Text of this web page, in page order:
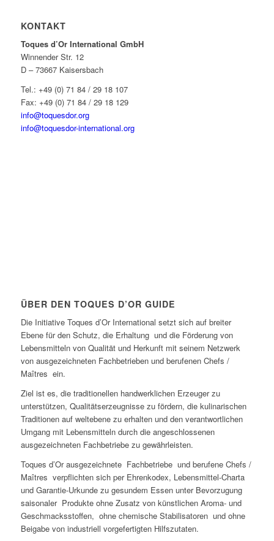
KONTAKT
Toques d’Or International GmbH
Winnender Str. 12
D – 73667 Kaisersbach
Tel.: +49 (0) 71 84 / 29 18 107
Fax: +49 (0) 71 84 / 29 18 129
info@toquesdor.org
info@toquesdor-international.org
ÜBER DEN TOQUES D’OR GUIDE
Die Initiative Toques d’Or International setzt sich auf breiter
Ebene für den Schutz, die Erhaltung und die Förderung von
Lebensmitteln von Qualität und Herkunft mit seinem Netzwerk
von ausgezeichneten Fachbetrieben und berufenen Chefs /
Maîtres ein.
Ziel ist es, die traditionellen handwerklichen Erzeuger zu
unterstützen, Qualitätserzeugnisse zu fördern, die kulinarischen
Traditionen auf weltebene zu erhalten und den verantwortlichen
Umgang mit Lebensmitteln durch die angeschlossenen
ausgezeichneten Fachbetriebe zu gewährleisten.
Toques d’Or ausgezeichnete Fachbetriebe und berufene Chefs /
Maîtres verpflichten sich per Ehrenkodex, Lebensmittel-Charta
und Garantie-Urkunde zu gesundem Essen unter Bevorzugung
saisonaler Produkte ohne Zusatz von künstlichen Aroma- und
Geschmacksstoffen, ohne chemische Stabilisatoren und ohne
Beigabe von industriell vorgefertigten Hilfszutaten.